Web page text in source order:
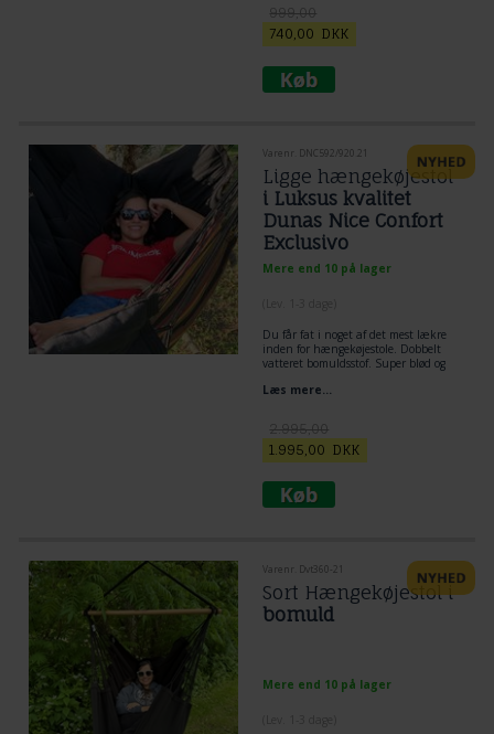
999,00
740,00 DKK
Varenr. DNC592/920.21
Ligge hængekøjestol
i Luksus kvalitet
Dunas Nice Confort
Exclusivo
Mere end 10 på lager
Du får fat i noget af det mest lækre
inden for hængekøjestole. Dobbelt
vatteret bomuldsstof. Super blød og
udstrakte ben. Fantastik komfort
Hængekøjestolen. Men andre ord du
får fat i noget unik og gennemført
lækker luksus. Hvor der er kælet for
eksklusivt design og kvalitet. Rio
preto karakterisere den store sorte
line midt igennem stoffet. Det giver et
Læs mere...
2.995,00
1.995,00 DKK
Varenr. Dvt360-21
Sort Hængekøjestol i
bomuld
Mere end 10 på lager